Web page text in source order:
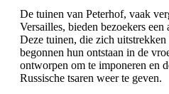
De tuinen van Peterhof, vaak
Versailles, bieden bezoekers een
Deze tuinen, die zich uitstrekken
begonnen hun ontstaan in de
ontworpen om te imponeren en
Russische tsaren weer te geven.